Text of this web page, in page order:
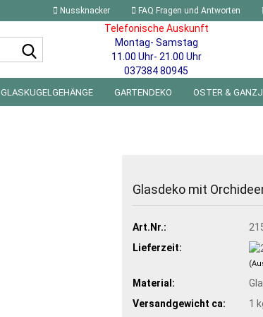
Nussknacker FAQ Fragen und Antworten
Telefonische Auskunft
Montag- Samstag
11.00 Uhr- 21.00 Uhr
037384 80945
GLASKUGELGEHÄNGE GARTENDEKO OSTER &
Glasdeko mit
Art.Nr.:
Lieferzeit:
Material:
Versandgewicht ca:
1